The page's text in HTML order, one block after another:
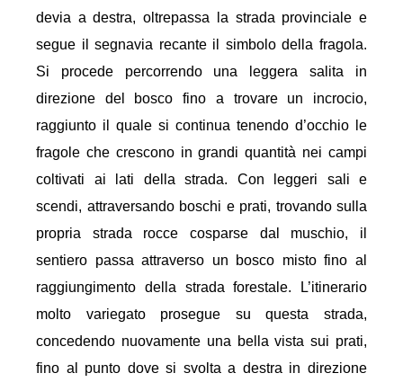
devia a destra, oltrepassa la strada provinciale e
segue il segnavia recante il simbolo della fragola.
Si procede percorrendo una leggera salita in
direzione del bosco fino a trovare un incrocio,
raggiunto il quale si continua tenendo d’occhio le
fragole che crescono in grandi quantità nei campi
coltivati ai lati della strada. Con leggeri sali e
scendi, attraversando boschi e prati, trovando sulla
propria strada rocce cosparse dal muschio, il
sentiero passa attraverso un bosco misto fino al
raggiungimento della strada forestale. L’itinerario
molto variegato prosegue su questa strada,
concedendo nuovamente una bella vista sui prati,
fino al punto dove si svolta a destra in direzione